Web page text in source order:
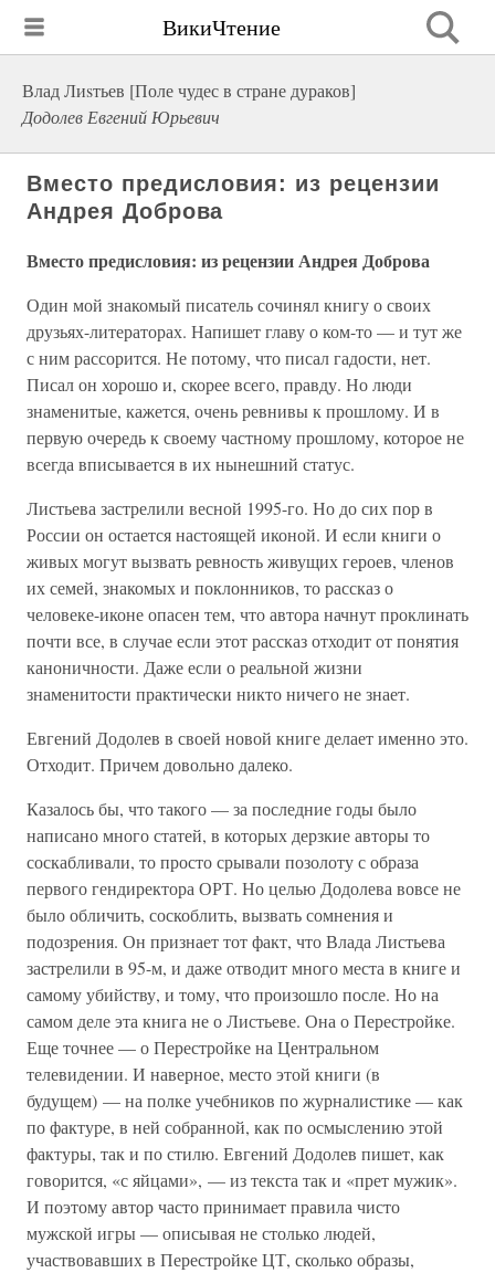
ВикиЧтение
Влад Лиsтьев [Поле чудес в стране дураков]
Додолев Евгений Юрьевич
Вместо предисловия: из рецензии
Андрея Доброва
Вместо предисловия: из рецензии Андрея Доброва
Один мой знакомый писатель сочинял книгу о своих
друзьях-литераторах. Напишет главу о ком-то — и тут же
с ним рассорится. Не потому, что писал гадости, нет.
Писал он хорошо и, скорее всего, правду. Но люди
знаменитые, кажется, очень ревнивы к прошлому. И в
первую очередь к своему частному прошлому, которое не
всегда вписывается в их нынешний статус.
Листьева застрелили весной 1995-го. Но до сих пор в
России он остается настоящей иконой. И если книги о
живых могут вызвать ревность живущих героев, членов
их семей, знакомых и поклонников, то рассказ о
человеке-иконе опасен тем, что автора начнут проклинать
почти все, в случае если этот рассказ отходит от понятия
каноничности. Даже если о реальной жизни
знаменитости практически никто ничего не знает.
Евгений Додолев в своей новой книге делает именно это.
Отходит. Причем довольно далеко.
Казалось бы, что такого — за последние годы было
написано много статей, в которых дерзкие авторы то
соскабливали, то просто срывали позолоту с образа
первого гендиректора ОРТ. Но целью Додолева вовсе не
было обличить, соскоблить, вызвать сомнения и
подозрения. Он признает тот факт, что Влада Листьева
застрелили в 95-м, и даже отводит много места в книге и
самому убийству, и тому, что произошло после. Но на
самом деле эта книга не о Листьеве. Она о Перестройке.
Еще точнее — о Перестройке на Центральном
телевидении. И наверное, место этой книги (в
будущем) — на полке учебников по журналистике — как
по фактуре, в ней собранной, как по осмыслению этой
фактуры, так и по стилю. Евгений Додолев пишет, как
говорится, «с яйцами», — из текста так и «прет мужик».
И поэтому автор часто принимает правила чисто
мужской игры — описывая не столько людей,
участвовавших в Перестройке ЦТ, сколько образы,